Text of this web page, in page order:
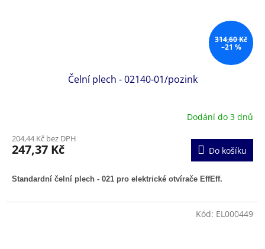
314,60 Kč
–21 %
Čelní plech - 02140-01/pozink
Dodání do 3 dnů
204,44 Kč bez DPH
247,37 Kč Do košíku
Standardní čelní plech - 021 pro elektrické otvírače EffEff.
Kód: EL000449